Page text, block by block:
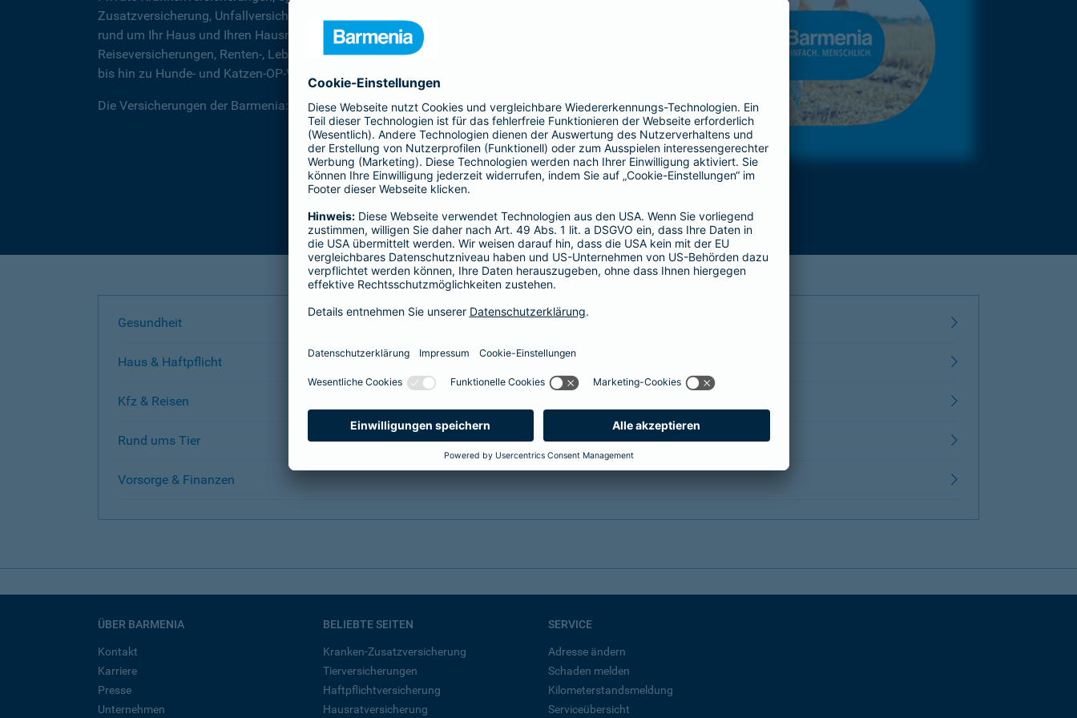
Zusatzversicherung, Unfallversicherungen für Kinder und Erwachsene, Schutz
rund um Ihr Haus und Ihren Hausrat, über Rechtsschutzversicherung, Kfz- und
Reiseversicherungen, Renten-, Lebens- und Berufsunfähigkeitsversicherung
bis hin zu Hunde- und Katzen-OP-Versicherungen.
Die Versicherungen der Barmenia: Wir helfen Ihnen in jeder Lebenslage
Gesundheit
Haus & Haftpflicht
Kfz & Reisen
Rund ums Tier
Vorsorge & Finanzen
ÜBER BARMENIA
Kontakt
Karriere
Presse
Unternehmen
BELIEBTE SEITEN
Kranken-Zusatzversicherung
Tierversicherungen
Haftpflichtversicherung
Hausratversicherung
SERVICE
Adresse ändern
Schaden melden
Kilometerstandsmeldung
Serviceübersicht